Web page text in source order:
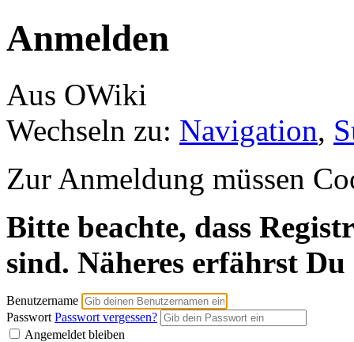
Anmelden
Aus OWiki
Wechseln zu: Navigation,
Zur Anmeldung müssen
Bitte beachte, dass
sind. Näheres erfährst
Benutzername
Passwort Passwort vergessen?
Angemeldet bleiben